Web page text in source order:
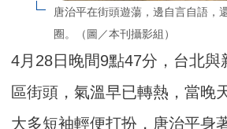
唐治平在街頭遊蕩，邊自言自語，
圈。（圖／本刊攝影組）
4月28日晚間9點47分，台北與
區街頭，氣溫早已轉熱，當晚
大多短袖輕便打扮，唐治平身